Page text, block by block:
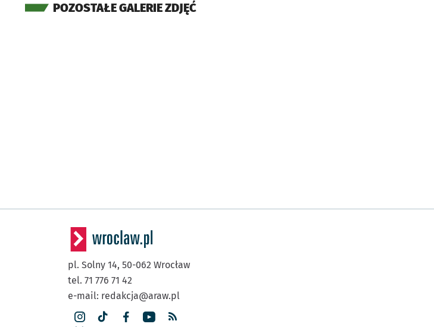
POZOSTAŁE GALERIE ZDJĘĆ
pl. Solny 14, 50-062 Wrocław
tel. 71 776 71 42
e-mail: redakcja@araw.pl